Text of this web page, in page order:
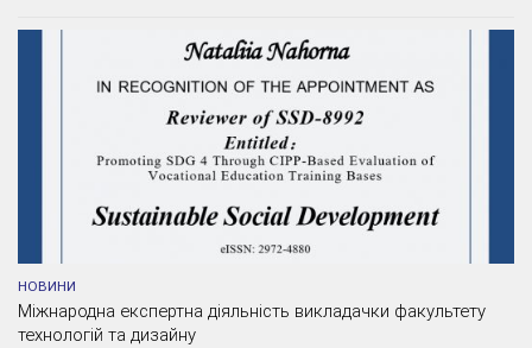
НОВИНИ
Міжнародна експертна діяльність викладачки факультету
технологій та дизайну